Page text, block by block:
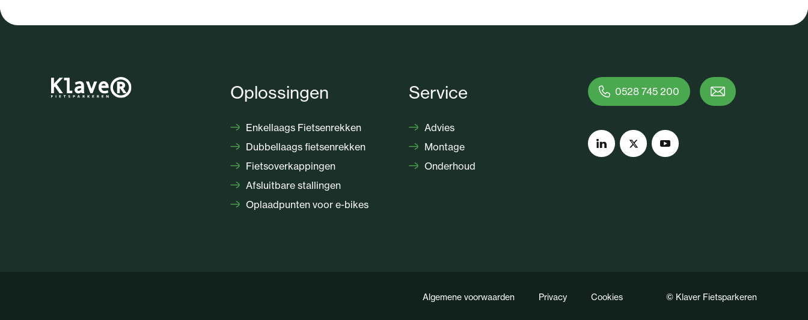
Oplossingen
Enkellaags Fietsenrekken
Dubbellaags fietsenrekken
Fietsoverkappingen
Afsluitbare stallingen
Oplaadpunten voor e-bikes
Service
Advies
Montage
Onderhoud
0528 745 200
Algemene voorwaarden Privacy Cookies © Klaver Fietsparkeren